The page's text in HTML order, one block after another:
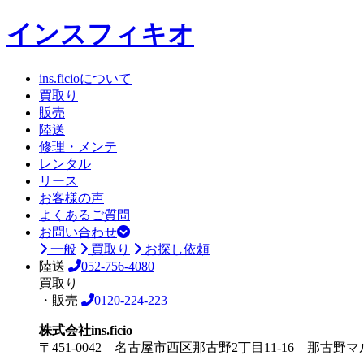
インスフィキオ
ins.ficioについて
買取り
販売
陸送
修理・メンテ
レンタル
リース
お客様の声
よくあるご質問
お問い合わせ
一般
買取り
お探し依頼
陸送
052-756-4080
買取り
・販売
0120-224-223
株式会社ins.ficio
〒451-0042 名古屋市西区那古野2丁目11-16 那古野マ